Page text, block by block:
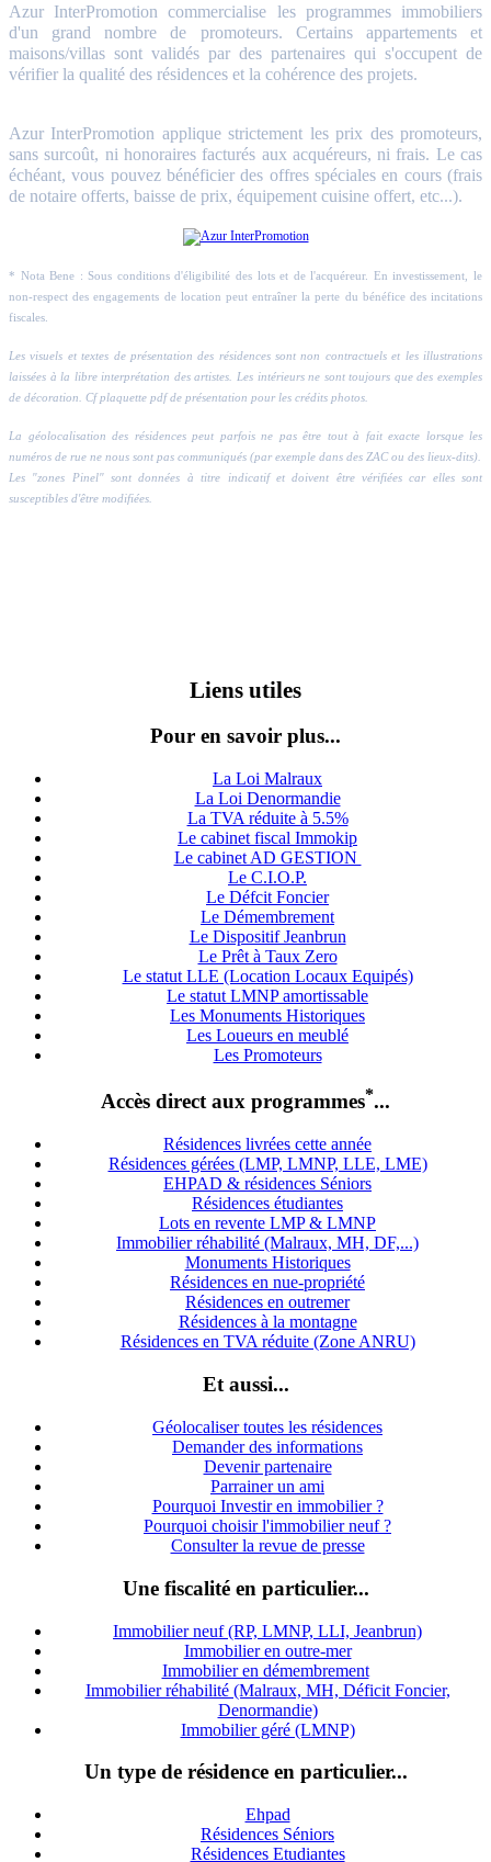
Azur InterPromotion commercialise les programmes immobiliers
d'un grand nombre de promoteurs. Certains appartements et
maisons/villas sont validés par des partenaires qui s'occupent de
vérifier la qualité des résidences et la cohérence des projets.
Azur InterPromotion applique strictement les prix des promoteurs,
sans surcoût, ni honoraires facturés aux acquéreurs, ni frais. Le cas
échéant, vous pouvez bénéficier des offres spéciales en cours (frais
de notaire offerts, baisse de prix, équipement cuisine offert, etc...).
* Nota Bene : Sous conditions d'éligibilité des lots et de l'acquéreur. En investissement, le
non-respect des engagements de location peut entraîner la perte du bénéfice des incitations
fiscales.
Les visuels et textes de présentation des résidences sont non contractuels et les illustrations
laissées à la libre interprétation des artistes. Les intérieurs ne sont toujours que des exemples
de décoration. Cf plaquette pdf de présentation pour les crédits photos.
La géolocalisation des résidences peut parfois ne pas être tout à fait exacte lorsque les
numéros de rue ne nous sont pas communiqués (par exemple dans des ZAC ou des lieux-dits).
Les "zones Pinel" sont données à titre indicatif et doivent être vérifiées car elles sont
susceptibles d'être modifiées.
Liens utiles
Pour en savoir plus...
La Loi Malraux
La Loi Denormandie
La TVA réduite à 5.5%
Le cabinet fiscal Immokip
Le cabinet AD GESTION
Le C.I.O.P.
Le Défcit Foncier
Le Démembrement
Le Dispositif Jeanbrun
Le Prêt à Taux Zero
Le statut LLE (Location Locaux Equipés)
Le statut LMNP amortissable
Les Monuments Historiques
Les Loueurs en meublé
Les Promoteurs
Accès direct aux programmes*...
Résidences livrées cette année
Résidences gérées (LMP, LMNP, LLE, LME)
EHPAD & résidences Séniors
Résidences étudiantes
Lots en revente LMP & LMNP
Immobilier réhabilité (Malraux, MH, DF,...)
Monuments Historiques
Résidences en nue-propriété
Résidences en outremer
Résidences à la montagne
Résidences en TVA réduite (Zone ANRU)
Et aussi...
Géolocaliser toutes les résidences
Demander des informations
Devenir partenaire
Parrainer un ami
Pourquoi Investir en immobilier ?
Pourquoi choisir l'immobilier neuf ?
Consulter la revue de presse
Une fiscalité en particulier...
Immobilier neuf (RP, LMNP, LLI, Jeanbrun)
Immobilier en outre-mer
Immobilier en démembrement
Immobilier réhabilité (Malraux, MH, Déficit Foncier,
Denormandie)
Immobilier géré (LMNP)
Un type de résidence en particulier...
Ehpad
Résidences Séniors
Résidences Etudiantes